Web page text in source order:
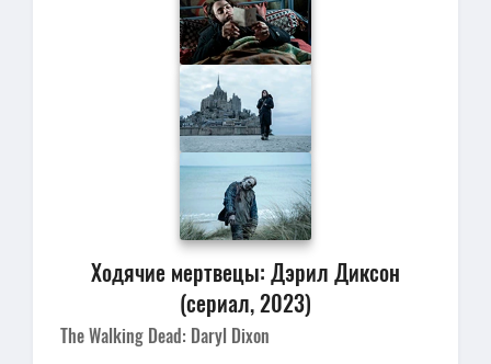
Ходячие мертвецы: Дэрил Диксон
(сериал, 2023)
The Walking Dead: Daryl Dixon